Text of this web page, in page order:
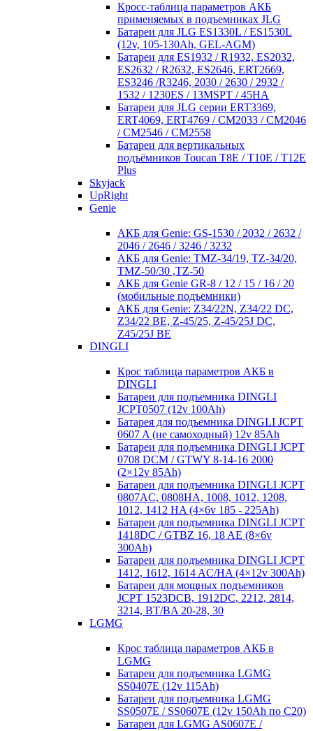
Кросc-таблица параметров АКБ
применяемых в подъемниках JLG
Батареи для JLG ES1330L / ES1530L
(12v, 105-130Ah, GEL-AGM)
Батареи для ES1932 / R1932, ES2032,
ES2632 / R2632, ES2646, ERT2669,
ES3246 /R3246, 2030 / 2630 / 2932 /
1532 / 1230ES / 13MSPT / 45HA
Батареи для JLG серии ERT3369,
ERT4069, ERT4769 / CM2033 / CM2046
/ CM2546 / CM2558
Батареи для вертикальных
подъёмников Toucan T8E / T10E / T12E
Plus
Skyjack
UpRight
Genie
АКБ для Genie: GS-1530 / 2032 / 2632 /
2046 / 2646 / 3246 / 3232
АКБ для Genie: TMZ-34/19, TZ-34/20,
TMZ-50/30 ,TZ-50
АКБ для Genie GR-8 / 12 / 15 / 16 / 20
(мобильные подъемники)
АКБ для Genie: Z34/22N, Z34/22 DC,
Z34/22 BE, Z-45/25, Z-45/25J DC,
Z45/25J BE
DINGLI
Крос таблица параметров АКБ в
DINGLI
Батареи для подъемника DINGLI
JCPT0507 (12v 100Ah)
Батарея для подъемника DINGLI JCPT
0607 A (не самоходный) 12v 85Ah
Батареи для подъемника DINGLI JCPT
0708 DCM / GTWY 8-14-16 2000
(2×12v 85Ah)
Батареи для подъемника DINGLI JCPT
0807AC, 0808HA, 1008, 1012, 1208,
1012, 1412 HA (4×6v 185 - 225Ah)
Батареи для подъемника DINGLI JCPT
1418DC / GTBZ 16, 18 AE (8×6v
300Ah)
Батареи для подъемника DINGLI JCPT
1412, 1612, 1614 AC/HA (4×12v 300Ah)
Батареи для мощных подъемников
JCPT 1523DCB, 1912DC, 2212, 2814,
3214, BT/BA 20-28, 30
LGMG
Крос таблица параметров АКБ в
LGMG
Батареи для подъемника LGMG
SS0407E (12v 115Ah)
Батареи для подъемника LGMG
SS0507E / SS0607E (12v 150Ah по С20)
Батареи для LGMG AS0607E /